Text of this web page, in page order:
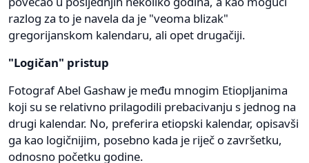
razlog za to je navela da je "veoma blizak"
gregorijanskom kalendaru, ali opet drugačiji.
"Logičan" pristup
Fotograf Abel Gashaw je među mnogim Etiopljanima
koji su se relativno prilagodili prebacivanju s jednog na
drugi kalendar. No, preferira etiopski kalendar, opisavši
ga kao logičnijim, posebno kada je riječ o završetku,
odnosno početku godine.